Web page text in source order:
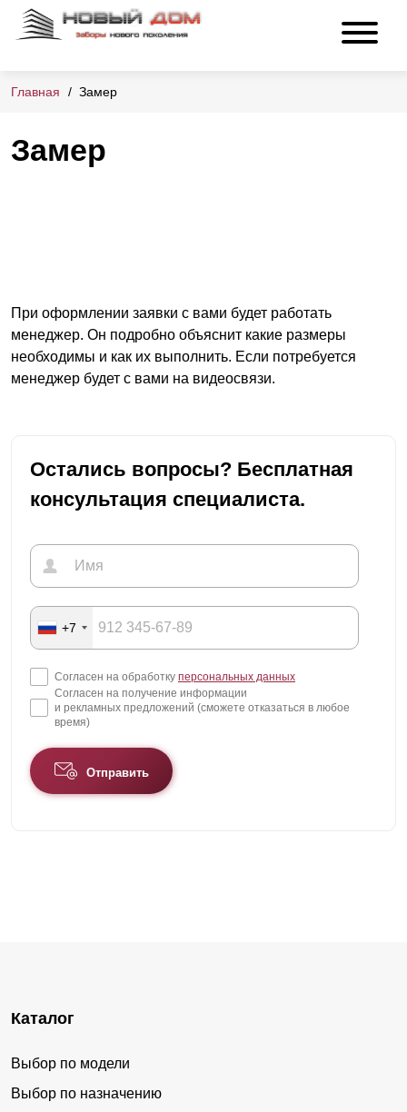
Главная Замер
Замер
При оформлении заявки с вами будет работать
менеджер. Он подробно объяснит какие размеры
необходимы и как их выполнить. Если потребуется
менеджер будет с вами на видеосвязи.
Остались вопросы? Бесплатная
консультация специалиста.
+7
Согласен на обработку персональных данных
Согласен на получение информации
и рекламных предложений (сможете отказаться в любое
время)
Отправить
Каталог
Выбор по модели
Выбор по назначению